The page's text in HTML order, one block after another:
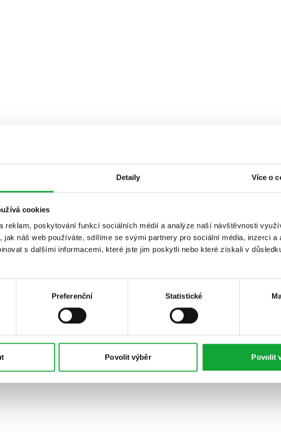
Detaily Více o
cookies
reklam, poskytování funkcí sociálních médií a analýze naší návštěvnosti
jak náš web používáte, sdílíme se svými partnery pro sociální média, inzerci a
s dalšími informacemi, které jste jim poskytli nebo které získali v
Preferenční Statistické
Povolit výběr Povolit